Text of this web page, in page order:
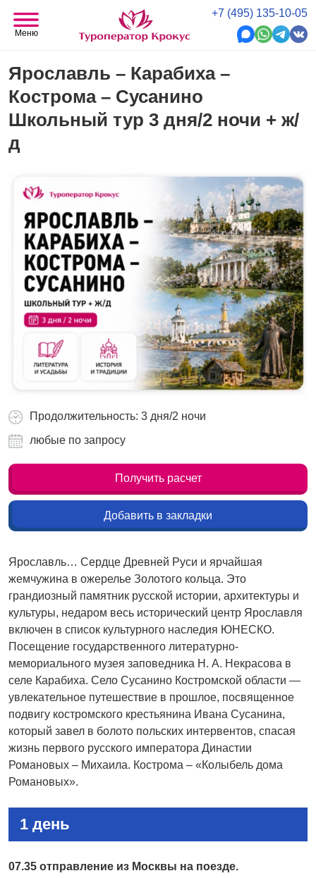
+7 (495) 135-10-05
Меню
Ярославль – Карабиха –
Кострома – Сусанино
Школьный тур 3 дня/2 ночи + ж/
д
Продолжительность: 3 дня/2 ночи
любые по запросу
Получить расчет
Добавить в закладки
Ярославль… Сердце Древней Руси и ярчайшая
жемчужина в ожерелье Золотого кольца. Это
грандиозный памятник русской истории, архитектуры и
культуры, недаром весь исторический центр Ярославля
включен в список культурного наследия ЮНЕСКО.
Посещение государственного литературно-
мемориального музея заповедника Н. А. Некрасова в
селе Карабиха. Село Сусанино Костромской области —
увлекательное путешествие в прошлое, посвященное
подвигу костромского крестьянина Ивана Сусанина,
который завел в болото польских интервентов, спасая
жизнь первого русского императора Династии
Романовых – Михаила. Кострома – «Колыбель дома
Романовых».
1 день
07.35 отправление из Москвы на поезде.